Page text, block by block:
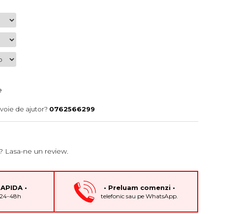
de ajutor? 0762566299
Lasa-ne un review.
•
48h
• Preluam comenzi •
telefonic sau pe WhatsApp.